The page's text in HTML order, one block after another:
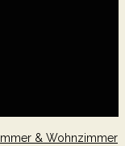
& Wohnzimmer